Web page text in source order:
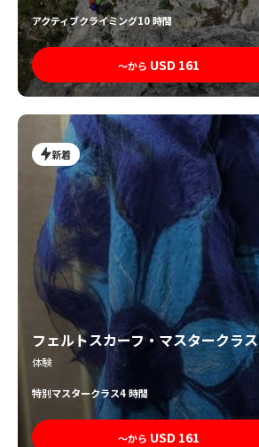
アクティブクライミング10 時間
〜から USD161
新着
フェルトスカーフ・マスタークラス
体験
特別マスタークラス4 時間
〜から USD161